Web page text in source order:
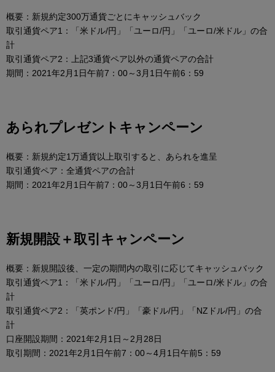
概要：新規約定300万通貨ごとにキャッシュバック
取引通貨ペア1：「米ドル/円」「ユーロ/円」「ユーロ/米ドル」の合
計
取引通貨ペア2：上記3通貨ペア以外の通貨ペアの合計
期間：2021年2月1日午前7：00～3月1日午前6：59
あられプレゼントキャンペーン
概要：新規約定1万通貨以上取引すると、あられを進呈
取引通貨ペア：全通貨ペアの合計
期間：2021年2月1日午前7：00～3月1日午前6：59
新規開設＋取引キャンペーン
概要：新規開設後、一定の期間内の取引に応じてキャッシュバック
取引通貨ペア1：「米ドル/円」「ユーロ/円」「ユーロ/米ドル」の合
計
取引通貨ペア2：「英ポンド/円」「豪ドル/円」「NZドル/円」の合
計
口座開設期間：2021年2月1日～2月28日
取引期間：2021年2月1日午前7：00～4月1日午前5：59